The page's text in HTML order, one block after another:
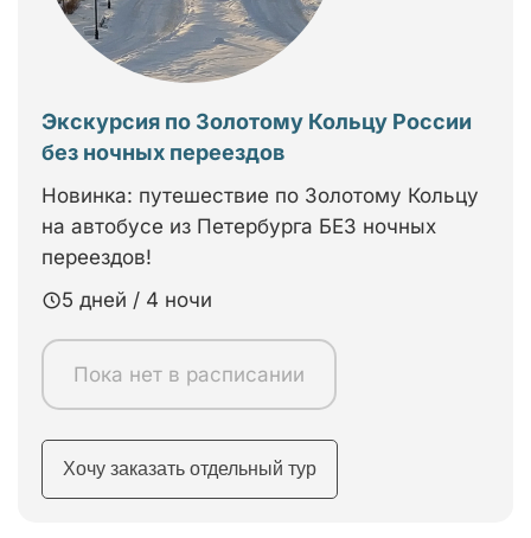
Экскурсия по Золотому Кольцу России
без ночных переездов
Новинка: путешествие по Золотому Кольцу
на автобусе из Петербурга БЕЗ ночных
переездов!
5 дней / 4 ночи
Пока нет в расписании
Хочу заказать отдельный тур